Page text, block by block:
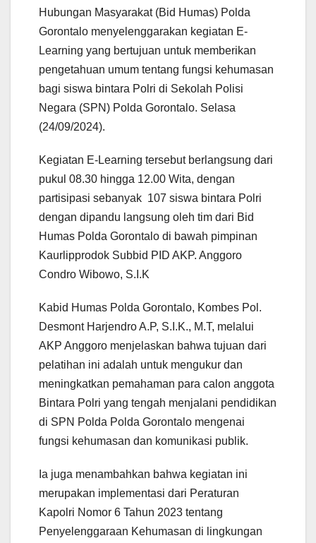
Hubungan Masyarakat (Bid Humas) Polda
Gorontalo menyelenggarakan kegiatan E-
Learning yang bertujuan untuk memberikan
pengetahuan umum tentang fungsi kehumasan
bagi siswa bintara Polri di Sekolah Polisi
Negara (SPN) Polda Gorontalo. Selasa
(24/09/2024).
Kegiatan E-Learning tersebut berlangsung dari
pukul 08.30 hingga 12.00 Wita, dengan
partisipasi sebanyak 107 siswa bintara Polri
dengan dipandu langsung oleh tim dari Bid
Humas Polda Gorontalo di bawah pimpinan
Kaurlipprodok Subbid PID AKP. Anggoro
Condro Wibowo, S.I.K
Kabid Humas Polda Gorontalo, Kombes Pol.
Desmont Harjendro A.P, S.I.K., M.T, melalui
AKP Anggoro menjelaskan bahwa tujuan dari
pelatihan ini adalah untuk mengukur dan
meningkatkan pemahaman para calon anggota
Bintara Polri yang tengah menjalani pendidikan
di SPN Polda Polda Gorontalo mengenai
fungsi kehumasan dan komunikasi publik.
Ia juga menambahkan bahwa kegiatan ini
merupakan implementasi dari Peraturan
Kapolri Nomor 6 Tahun 2023 tentang
Penyelenggaraan Kehumasan di lingkungan